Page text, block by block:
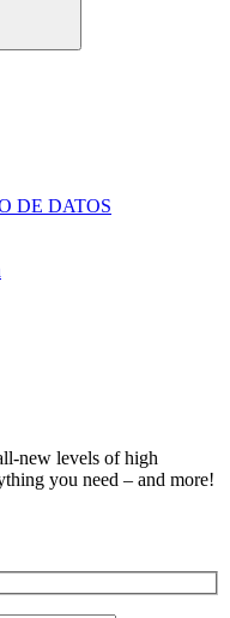
DE DATOS
new levels of high
you need – and more!